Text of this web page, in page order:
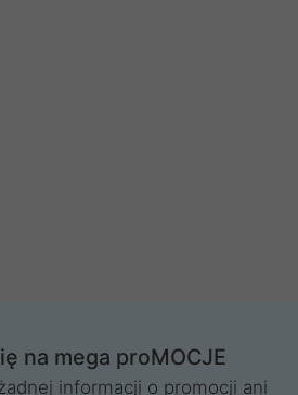
na mega proMOCJE
informacji o promocji ani